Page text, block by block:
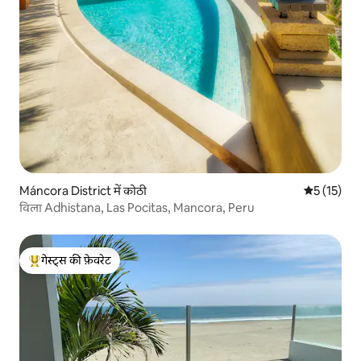
Máncora District में कोठी औसत रेटिंग
5 (15)
विला Adhistana, Las Pocitas, Mancora, Peru
गेस्ट्स का टॉप फ़ेवरेट
गेस्ट्स की फ़ेवरेट